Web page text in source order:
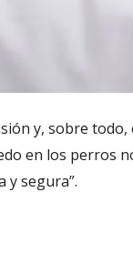
y, sobre
en los perros
y segura”.